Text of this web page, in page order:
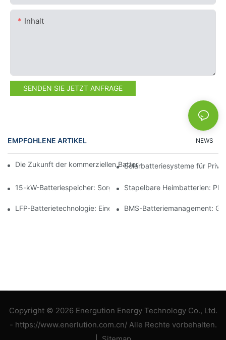
Inhalt
SENDEN SIE JETZT ANFRAGE
EMPFOHLENE ARTIKEL NEWS
Die Zukunft der kommerziellen Batteriespeicherung: Trends
Solarbatteriesysteme für
15-kW-Batteriespeicher: Sorgen Sie für eine sichere
Stapelbare Heimbatterien:
LFP-Batterietechnologie: Eine nachhaltige Wahl für die
BMS-Batteriemanagement:
Copyright © 2026 Energution Energy Technology Co., Ltd.
- https://www.enerlution.com.cn/ Alle Rechte vorbehalten.